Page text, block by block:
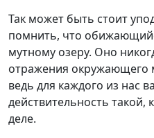
Так может быть стоит
помнить, что
мутному озеру. Оно
отражения окружающего
ведь для каждого из нас
действительность такой,
деле.